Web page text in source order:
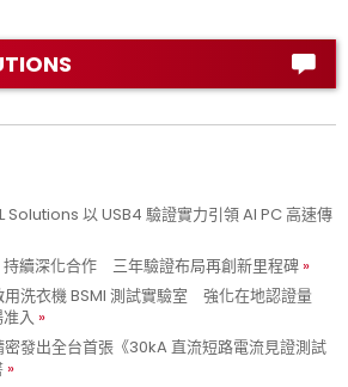
Solutions 以 USB4 驗證實力引領 AI PC 高速傳
續深化合作 三年驗證布局再創新里程碑
洗衣機 BSMI 測試實驗室 強化在地認證量
入
發出全台首張《30kA 直流短路電流見證測試